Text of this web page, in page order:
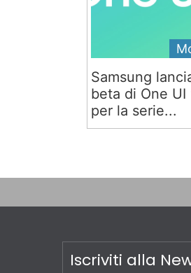
Samsung
beta di One UI
per la serie...
Iscriviti alla